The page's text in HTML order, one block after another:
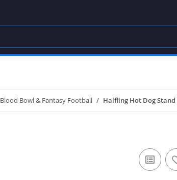
Blood Bowl & Fantasy Football Halfling Hot Dog Stand